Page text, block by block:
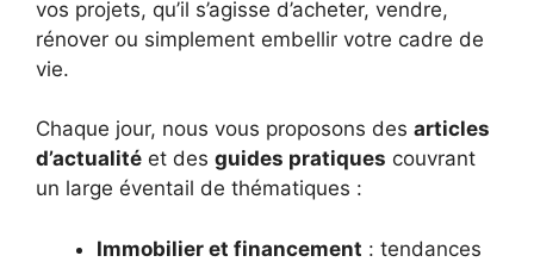
vos projets, qu’il s’agisse d’acheter, vendre,
rénover ou simplement embellir votre cadre de
vie.
Chaque jour, nous vous proposons des articles
d’actualité et des guides pratiques couvrant
un large éventail de thématiques :
Immobilier et financement : tendances